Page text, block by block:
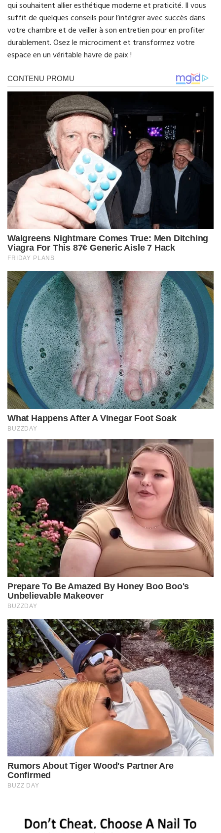
qui souhaitent allier esthétique moderne et praticité. Il vous
suffit de quelques conseils pour l’intégrer avec succès dans
votre chambre et de veiller à son entretien pour en profiter
durablement. Osez le microciment et transformez votre
espace en un véritable havre de paix !